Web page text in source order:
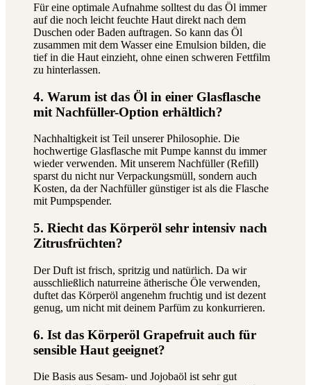
Für eine optimale Aufnahme solltest du das Öl immer
auf die noch leicht feuchte Haut direkt nach dem
Duschen oder Baden auftragen. So kann das Öl
zusammen mit dem Wasser eine Emulsion bilden, die
tief in die Haut einzieht, ohne einen schweren Fettfilm
zu hinterlassen.
4. Warum ist das Öl in einer Glasflasche
mit Nachfüller-Option erhältlich?
Nachhaltigkeit ist Teil unserer Philosophie. Die
hochwertige Glasflasche mit Pumpe kannst du immer
wieder verwenden. Mit unserem Nachfüller (Refill)
sparst du nicht nur Verpackungsmüll, sondern auch
Kosten, da der Nachfüller günstiger ist als die Flasche
mit Pumpspender.
5. Riecht das Körperöl sehr intensiv nach
Zitrusfrüchten?
Der Duft ist frisch, spritzig und natürlich. Da wir
ausschließlich naturreine ätherische Öle verwenden,
duftet das Körperöl angenehm fruchtig und ist dezent
genug, um nicht mit deinem Parfüm zu konkurrieren.
6. Ist das Körperöl Grapefruit auch für
sensible Haut geeignet?
Die Basis aus Sesam- und Jojobaöl ist sehr gut